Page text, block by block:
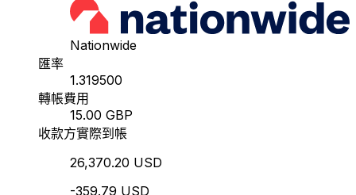
Nationwide
匯率
1.319500
轉帳費用
15.00 GBP
收款方實際到帳
26,370.20 USD
-359.79 USD